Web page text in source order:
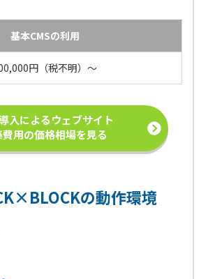
基本CMSの利用
円（税不明）～
入によるウェブサイト
用の価格相場を見る
の動作環境